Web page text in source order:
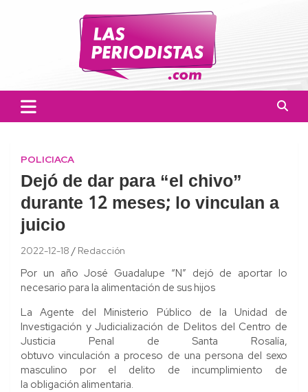
Las Periodistas
informado a la población.
POLICIACA
Dejó de dar para “el chivo”
durante 12 meses; lo vinculan a
juicio
2022-12-18 Redacción
Por un año José Guadalupe “N” dejó de aportar lo
necesario para la alimentación de sus hijos
La Agente del Ministerio Público de la Unidad de
Investigación y Judicialización de Delitos del Centro de
Justicia Penal de Santa Rosalía,
obtuvo vinculación a proceso de una persona del sexo
masculino por el delito de incumplimiento de
la obligación alimentaria.